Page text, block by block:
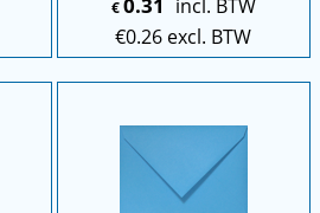
€
incl. BTW
€0.26 excl. BTW